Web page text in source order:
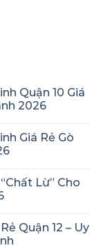
Quận 10 Giá
2026
Giá Rẻ Gò
Lừ” Cho
Quận 12 – Uy